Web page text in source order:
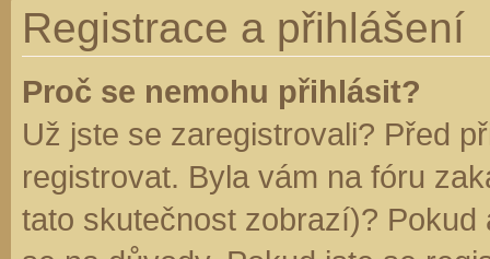
Registrace a přihlášení
Proč se nemohu přihlásit?
Už jste se zaregistrovali? Před
registrovat. Byla vám na fóru
tato skutečnost zobrazí)?